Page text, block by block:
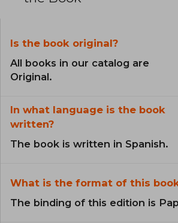
Is the book original?
All books in our catalog are
Original.
In what language is the book
written?
The book is written in Spanish.
What is the format of this
The binding of this edition is